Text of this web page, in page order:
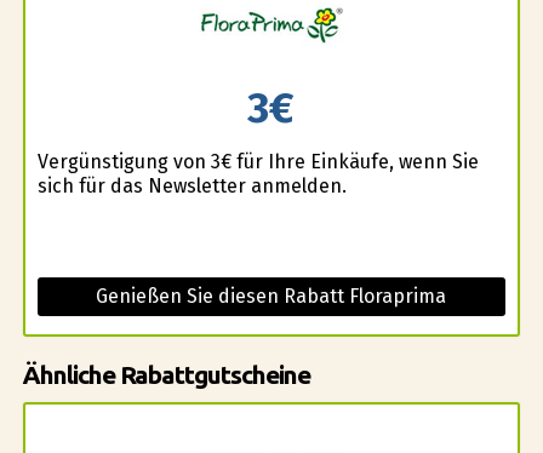
3€
Vergünstigung von 3€ für Ihre Einkäufe, wenn Sie
sich für das Newsletter anmelden.
Genießen Sie diesen Rabatt Floraprima
Ähnliche Rabattgutscheine